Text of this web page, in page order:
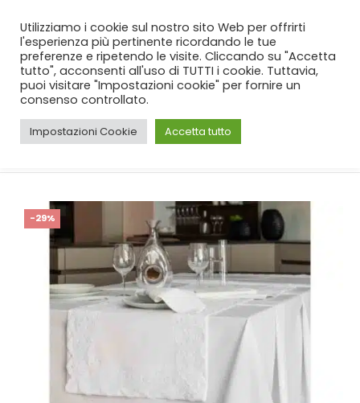
SPEDIZIONE GRATUITA per ordini da 99€!
CASA SHOP WEDDING CUCINA, TOVAGLIE
-29%
Utilizziamo i cookie sul nostro sito Web per offrirti
l'esperienza più pertinente ricordando le tue
preferenze e ripetendo le visite. Cliccando su "Accetta
tutto", acconsenti all'uso di TUTTI i cookie. Tuttavia,
puoi visitare "Impostazioni cookie" per fornire un
consenso controllato.
Impostazioni Cookie Accetta tutto